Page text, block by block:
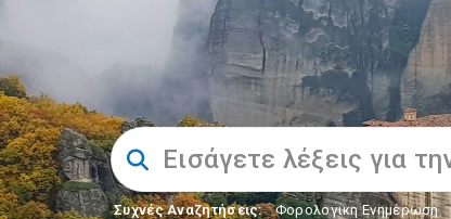
Συχνές Αναζητήσεις: Φορολογικη Ενημέρωση,